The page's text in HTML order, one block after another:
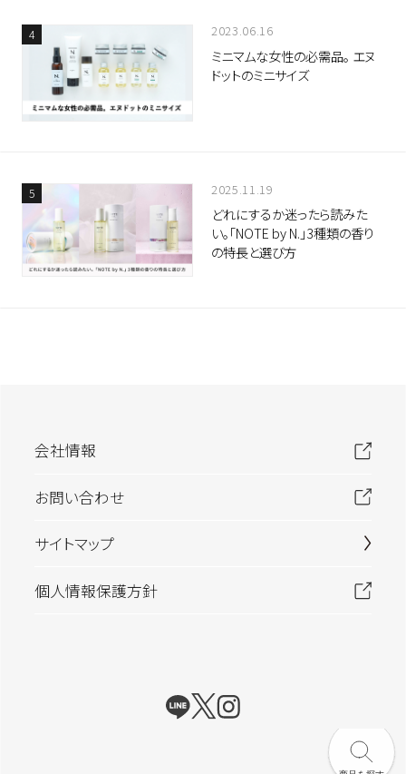
2023.06.16
ミニマムな女性の必需品。 エヌ
ドットのミニサイズ
2025.11.19
どれにするか迷ったら読みた
い。「NOTE by N.」3種類の香り
の特長と選び方
会社情報
お問い合わせ
サイトマップ
個人情報保護方針